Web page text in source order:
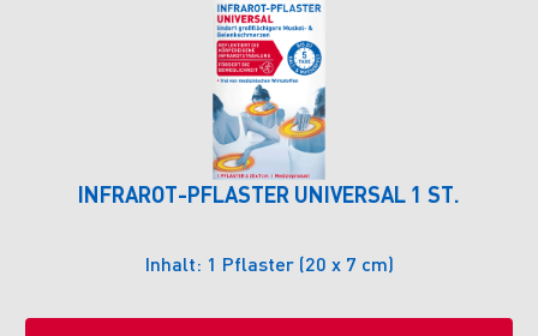
INFRAROT-PFLASTER UNIVERSAL 1 ST.
Inhalt: 1 Pflaster (20 x 7 cm)